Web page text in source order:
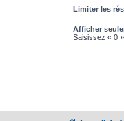
Limiter les
Afficher
Saisissez « 0